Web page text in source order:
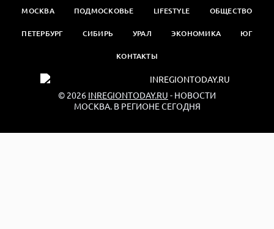
МОСКВА ПОДМОСКОВЬЕ LIFESTYLE ОБЩЕСТВО
ПЕТЕРБУРГ СИБИРЬ УРАЛ ЭКОНОМИКА ЮГ
КОНТАКТЫ
© 2026 INREGIONTODAY.RU - НОВОСТИ
МОСКВА. В РЕГИОНЕ СЕГОДНЯ